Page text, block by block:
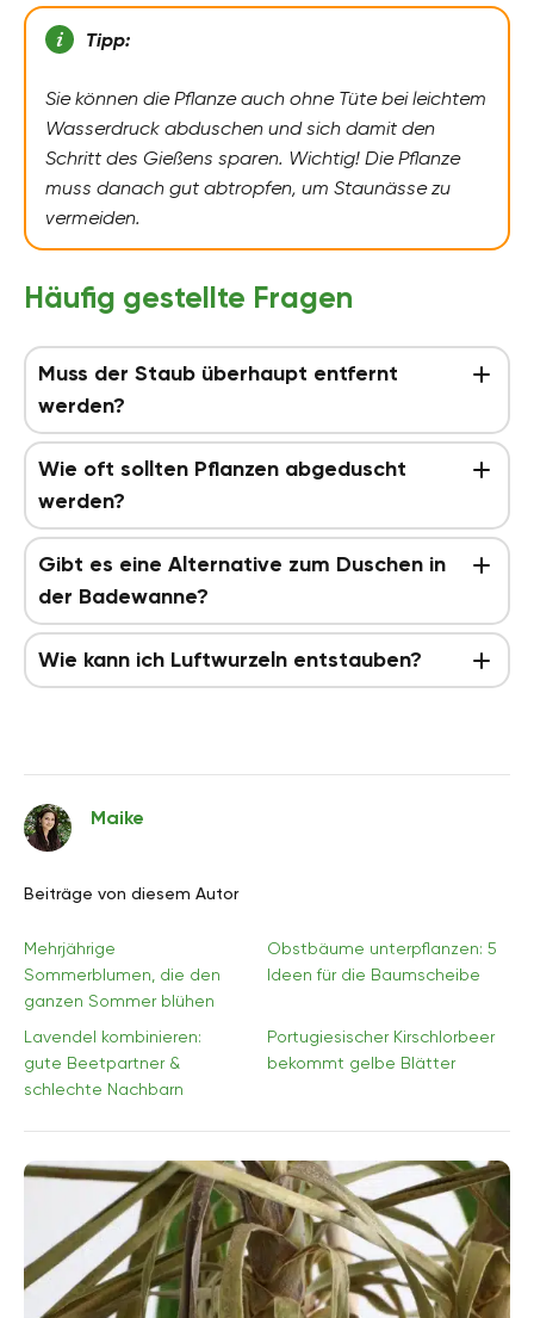
Tipp:
Sie können die Pflanze auch ohne Tüte bei leichtem
Wasserdruck abduschen und sich damit den
Schritt des Gießens sparen. Wichtig! Die Pflanze
muss danach gut abtropfen, um Staunässe zu
vermeiden.
Häufig gestellte Fragen
Muss der Staub überhaupt entfernt
werden?
Wie oft sollten Pflanzen abgeduscht
werden?
Gibt es eine Alternative zum Duschen in
der Badewanne?
Wie kann ich Luftwurzeln entstauben?
Maike
Beiträge von diesem Autor
Mehrjährige
Sommerblumen, die den
ganzen Sommer blühen
Obstbäume unterpflanzen: 5
Ideen für die Baumscheibe
Lavendel kombinieren:
gute Beetpartner &
schlechte Nachbarn
Portugiesischer Kirschlorbeer
bekommt gelbe Blätter